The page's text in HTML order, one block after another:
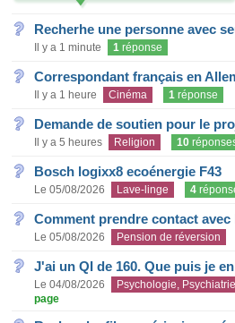
Recherhe une personne avec
Il y a 1 minute 1 réponse
Correspondant français en
Il y a 1 heure Cinéma 1 réponse
Demande de soutien pour le
Il y a 5 heures Religion 10
Bosch logixx8 ecoénergie F43
Le 05/08/2026 Lave-linge 4
Comment prendre contact avec
Le 05/08/2026 Pension de réversion
J'ai un QI de 160. Que puis je
Le 04/08/2026 Psychologie, Psychiatrie
page